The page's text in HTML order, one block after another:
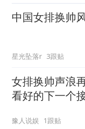
中国女排换帅
星光坠落r 3跟贴
女排换帅声浪
看好的下一个
豫人说娱 1跟贴